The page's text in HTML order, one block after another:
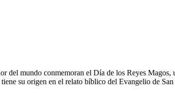
del mundo conmemoran el Día de los Reyes
su origen en el relato bíblico del Evangelio de